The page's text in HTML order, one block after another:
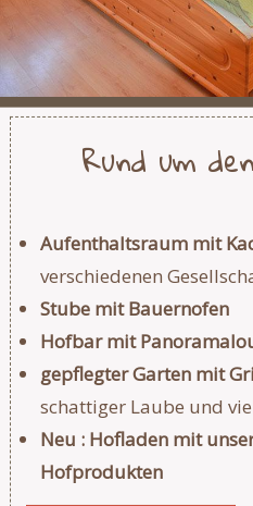
Rund um
Aufenthaltsraum mit
verschiedenen
Stube mit Bauernofen
Hofbar mit
gepflegter Garten mit
schattiger Laube und
Neu : Hofladen mit
Hofprodukten